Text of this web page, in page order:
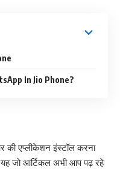
In Jio Phone?
की एप्लीकेशन इंस्टॉल करना
यह जो आर्टिकल अभी आप पढ़ रहे